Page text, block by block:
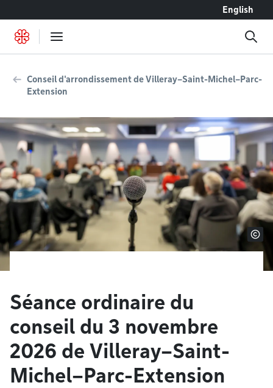
English
Conseil d'arrondissement de Villeray–Saint-Michel–Parc-
Extension
Séance ordinaire du
conseil du 3 novembre
2026 de Villeray–Saint-
Michel–Parc-Extension